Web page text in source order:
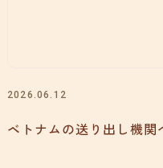
2026.06.12
ベトナムの送り出し機